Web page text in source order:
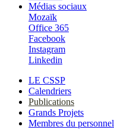
Médias sociaux
Mozaïk
Office 365
Facebook
Instagram
Linkedin
LE CSSP
Calendriers
Publications
Grands Projets
Membres du personnel